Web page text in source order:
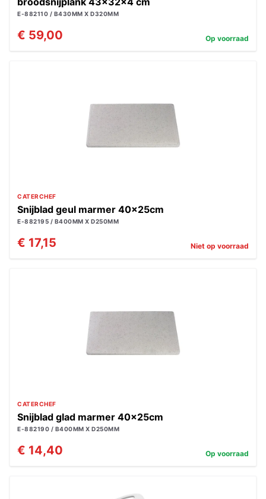
E-882110 / B430MM X D320MM
€ 59,00 Op voorraad
CATERCHEF
Snijblad geul marmer 40x25cm
E-882195 / B400MM X D250MM
€ 17,15 Niet op voorraad
CATERCHEF
Snijblad glad marmer 40x25cm
E-882190 / B400MM X D250MM
€ 14,40 Op voorraad